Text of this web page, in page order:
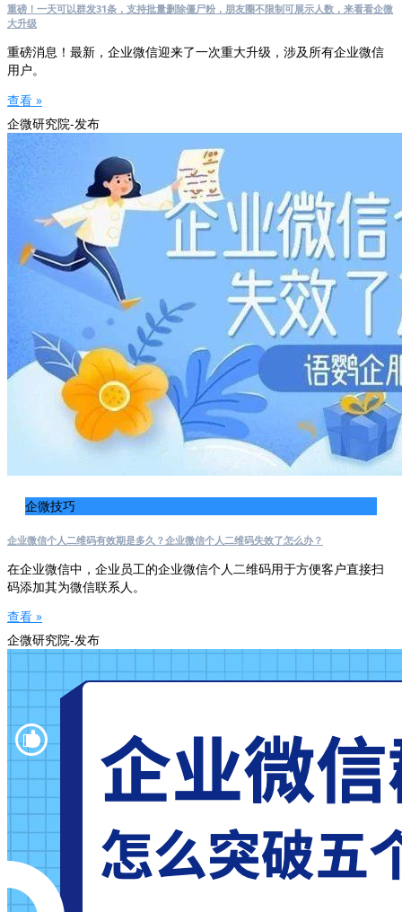
重磅！一天可以群发31条，支持批量删除僵尸粉，朋友圈不限制可展示人数，来看看企微
大升级
重磅消息！最新，企业微信迎来了一次重大升级，涉及所有企业微信
用户。
查看 »
企微研究院-发布
企微技巧
企业微信个人二维码有效期是多久？企业微信个人二维码失效了怎么办？
在企业微信中，企业员工的企业微信个人二维码用于方便客户直接扫
码添加其为微信联系人。
查看 »
企微研究院-发布